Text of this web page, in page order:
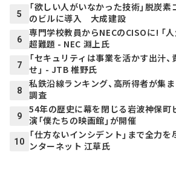
5
「欲しい人がいなかった技術」脱炭素
のビルに導入 大成建設
6
専門学校教員からNECのCISOに! 「人
超難題 - NEC 淵上氏
7
「セキュリティは事業を活かす出汁
せ」 - JTB 椎野氏
8
私鉄沿線ランキング、高所得者が集
調査
9
54年の歴史に幕を閉じる岩波神保町
演「僕たちの映画館」が開催
10
「仕方ないインシデント」まで全力
ンターネット 江草氏